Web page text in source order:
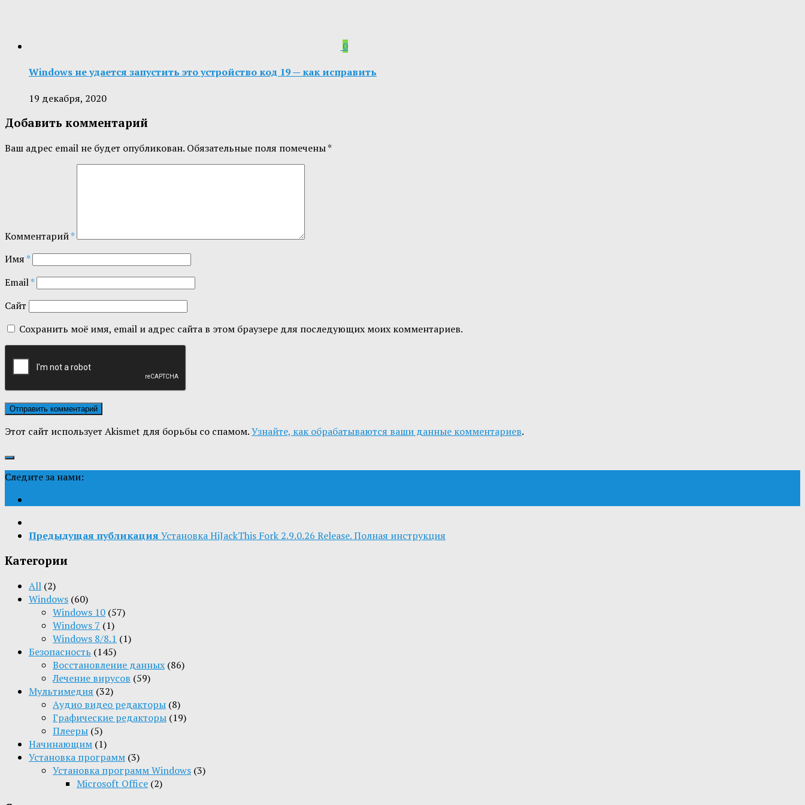
0
Windows не удается запустить это устройство код 19 — как исправить
19 декабря, 2020
Добавить комментарий
Ваш адрес email не будет опубликован. Обязательные поля помечены*
Комментарий*
Имя*
Email*
Сайт
Сохранить моё имя, email и адрес сайта в этом браузере для последующих моих комментариев.
Этот сайт использует Akismet для борьбы со спамом.Узнайте, как обрабатываются ваши данные комментариев.
Следите за нами:
Предыдущая публикация Установка HiJackThis Fork 2.9.0.26 Release. Полная инструкция
Категории
All (2)
Windows (60)
Windows 10 (57)
Windows 7 (1)
Windows 8/8.1 (1)
Безопасность (145)
Восстановление данных (86)
Лечение вирусов (59)
Мультимедия (32)
Aудио видео редакторы (8)
Графические редакторы (19)
Плееры (5)
Начинающим (1)
Установка программ (3)
Установка программ Windows (3)
Microsoft Office (2)